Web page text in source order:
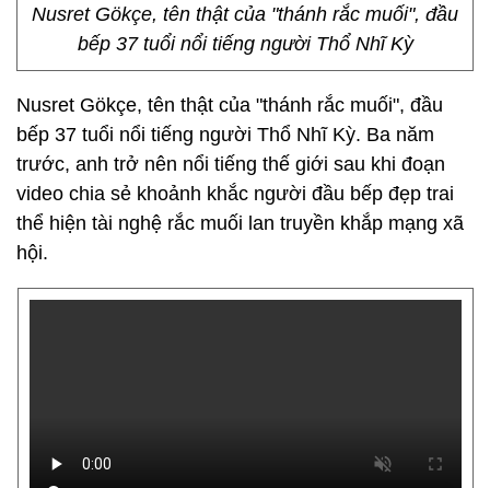
Nusret Gökçe, tên thật của "thánh rắc muối", đầu
bếp 37 tuổi nổi tiếng người Thổ Nhĩ Kỳ
Nusret Gökçe, tên thật của "thánh rắc muối", đầu
bếp 37 tuổi nổi tiếng người Thổ Nhĩ Kỳ. Ba năm
trước, anh trở nên nổi tiếng thế giới sau khi đoạn
video chia sẻ khoảnh khắc người đầu bếp đẹp trai
thể hiện tài nghệ rắc muối lan truyền khắp mạng xã
hội.